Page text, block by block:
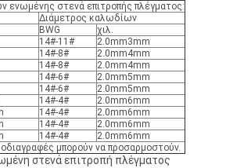
ενωμένης στενά επιτροπής πλέγματος:
Διάμετρος καλωδίων
BWG
χιλ.
14#-11#
2.0mm3mm
14#-8#
2.0mm4mm
14#-8#
2.0mm4mm
14#-6#
2.0mm5mm
14#-6#
2.0mm5mm
14#-4#
2.0mm6mm
14#-4#
2.0mm6mm
14#-4#
2.0mm6mm
14#-4#
2.0mm6mm
μπορούν να προσαρμοστούν.
στενά επιτροπή πλέγματος